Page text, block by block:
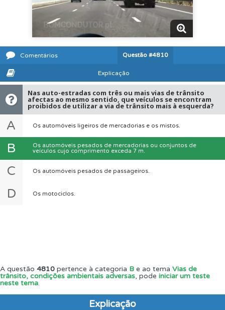
Comentários Questão #4810
Explicação
Nas auto-estradas com três ou mais vias de trânsito
afectas ao mesmo sentido, que veículos se encontram
proibidos de utilizar a via de trânsito mais à esquerda?
A Os automóveis ligeiros de mercadorias e os mistos.
B
Os automóveis pesados de mercadorias ou conjuntos de
veículos cujo comprimento exceda 7 m.
C Os automóveis pesados de passageiros.
D Os motociclos.
A questão 4810 pertence à categoria B e ao tema Vias de
trânsito, condições ambientais adversas, pode iniciar um teste
neste tema.
Explicação